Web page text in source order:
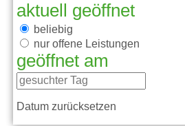
aktuell geöffnet
beliebig
nur offene Leistungen
geöffnet am
Datum zurücksetzen